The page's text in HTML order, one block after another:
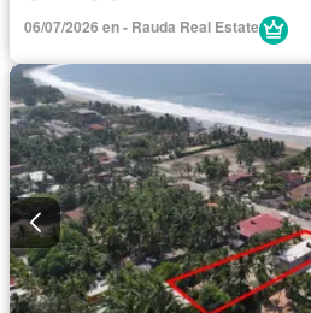
Completamente
06/07/2026 en - Rauda Real Estate